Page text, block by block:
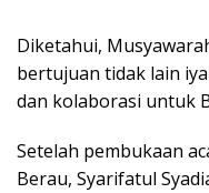
Diketahui,
bertujuan tidak lain
dan kolaborasi untuk
Setelah pembukaan
Berau, Syarifatul